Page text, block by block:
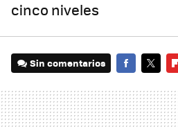
cinco niveles
Sin comentarios